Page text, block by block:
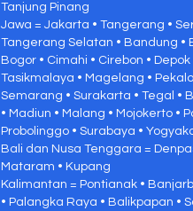
Tanjung Pinang
Jawa = Jakarta • Tangerang •
Tangerang Selatan • Bandung •
Bogor • Cimahi • Cirebon • Depok
Tasikmalaya • Magelang •
Semarang • Surakarta • Tegal •
• Madiun • Malang • Mojokerto •
Probolinggo • Surabaya •
Bali dan Nusa Tenggara =
Mataram • Kupang
Kalimantan = Pontianak •
• Palangka Raya • Balikpapan •